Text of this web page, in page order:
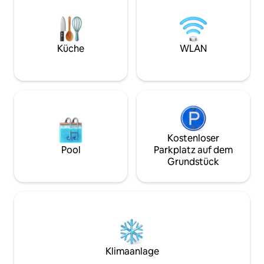
eingeschränkter Mobilität geeignet.
Waschbecken
Verkleidung, die
bedeckte. Nutze
zum Grillen oder
Küche WLAN
Pool
Kostenloser
Parkplatz auf dem
Grundstück
Klimaanlage